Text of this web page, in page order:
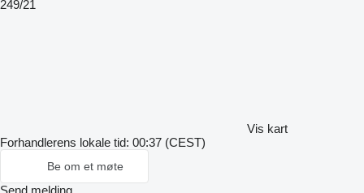
249/21
Vis kart
Forhandlerens lokale tid: 00:37 (CEST)
Be om et møte
Send melding